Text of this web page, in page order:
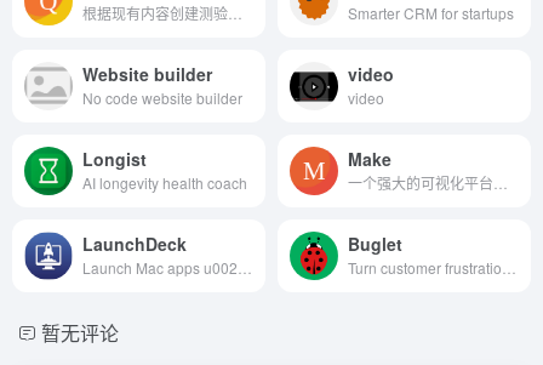
Smarter CRM for startups
Website builder
No code website builder
video
video
Longist
AI longevity health coach
Make
LaunchDeck Buglet
暂无评论